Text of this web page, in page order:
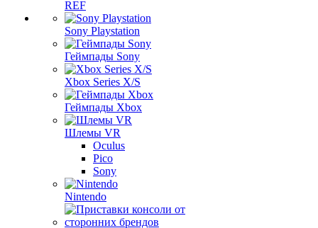
REF
Sony Playstation
Геймпады Sony
Xbox Series X/S
Геймпады Xbox
Шлемы VR
Oculus
Pico
Sony
Nintendo